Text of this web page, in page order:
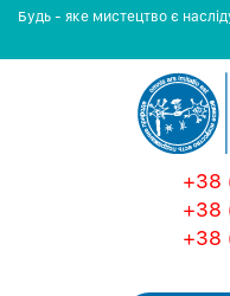
Будь - яке мистецтво є
+38
+38
+38